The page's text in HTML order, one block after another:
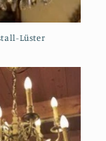
Lüster